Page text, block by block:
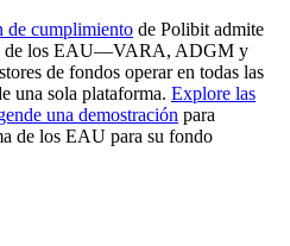
de cumplimiento de Polibit admite
de los EAU—VARA, ADGM y
de fondos operar en todas las
una sola plataforma. Explore las
una demostración para
de los EAU para su fondo